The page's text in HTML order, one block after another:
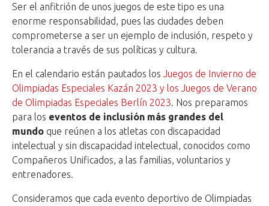
Ser el anfitrión de unos juegos de este tipo es una
enorme responsabilidad, pues las ciudades deben
comprometerse a ser un ejemplo de inclusión, respeto y
tolerancia a través de sus políticas y cultura.
En el calendario están pautados los Juegos de Invierno de
Olimpiadas Especiales Kazán 2023 y los Juegos de Verano
de Olimpiadas Especiales Berlín 2023. Nos preparamos
para los eventos de inclusión más grandes del
mundo que reúnen a los atletas con discapacidad
intelectual y sin discapacidad intelectual, conocidos como
Compañeros Unificados, a las familias, voluntarios y
entrenadores.
Consideramos que cada evento deportivo de Olimpiadas